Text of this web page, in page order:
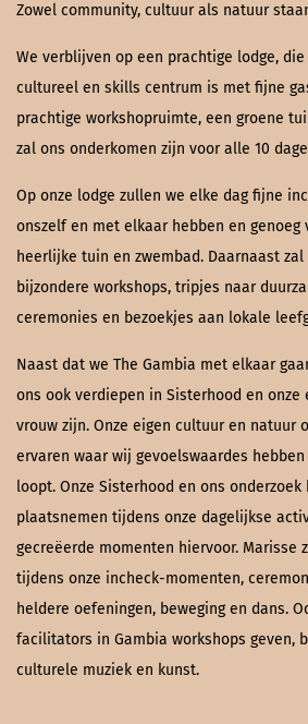
Zowel community, cultuur als natuur
We verblijven op een prachtige lodge,
cultureel en skills centrum is met fijne
prachtige workshopruimte, een groene
zal ons onderkomen zijn voor alle 10
Op onze lodge zullen we elke dag fijne
onszelf en met elkaar hebben en
heerlijke tuin en zwembad. Daarnaast
bijzondere workshops, tripjes naar
ceremonies en bezoekjes aan lokale
Naast dat we The Gambia met elkaar
ons ook verdiepen in Sisterhood en onze
vrouw zijn. Onze eigen cultuur en natuur
ervaren waar wij gevoelswaardes
loopt. Onze Sisterhood en ons
plaatsnemen tijdens onze dagelijkse
gecreëerde momenten hiervoor. Marisse
tijdens onze incheck-momenten,
heldere oefeningen, beweging en dans.
facilitators in Gambia workshops geven,
culturele muziek en kunst.